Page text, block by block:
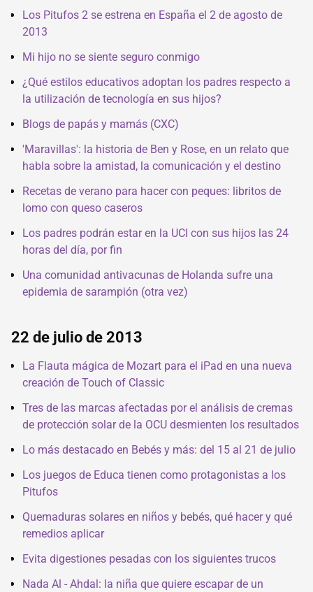
Los Pitufos 2 se estrena en España el 2 de agosto de
2013
Mi hijo no se siente seguro conmigo
¿Qué estilos educativos adoptan los padres respecto a
la utilización de tecnología en sus hijos?
Blogs de papás y mamás (CXC)
'Maravillas': la historia de Ben y Rose, en un relato que
habla sobre la amistad, la comunicación y el destino
Recetas de verano para hacer con peques: libritos de
lomo con queso caseros
Los padres podrán estar en la UCI con sus hijos las 24
horas del día, por fin
Una comunidad antivacunas de Holanda sufre una
epidemia de sarampión (otra vez)
22 de julio de 2013
La Flauta mágica de Mozart para el iPad en una nueva
creación de Touch of Classic
Tres de las marcas afectadas por el análisis de cremas
de protección solar de la OCU desmienten los resultados
Lo más destacado en Bebés y más: del 15 al 21 de julio
Los juegos de Educa tienen como protagonistas a los
Pitufos
Quemaduras solares en niños y bebés, qué hacer y qué
remedios aplicar
Evita digestiones pesadas con los siguientes trucos
Nada Al - Ahdal: la niña que quiere escapar de un